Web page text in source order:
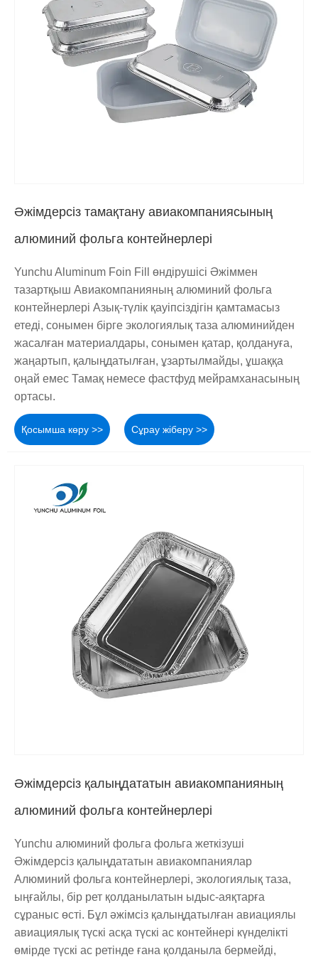
Әжімдерсіз тамақтану авиакомпаниясының
алюминий фольга контейнерлері
Yunchu Aluminum Foin Fill өндірушісі Әжіммен
тазартқыш Авиакомпанияның алюминий фольга
контейнерлері Азық-түлік қауіпсіздігін қамтамасыз
етеді, сонымен бірге экологиялық таза алюминийден
жасалған материалдары, сонымен қатар, қолдануға,
жаңартып, қалыңдатылған, ұзартылмайды, ұшаққа
оңай емес Тамақ немесе фастфуд мейрамханасының
ортасы.
Қосымша көру >> Сұрау жіберу >>
Әжімдерсіз қалыңдататын авиакомпанияның
алюминий фольга контейнерлері
Yunchu алюминий фольга фольга жеткізуші
Әжімдерсіз қалыңдататын авиакомпаниялар
Алюминий фольга контейнерлері, экологиялық таза,
ыңғайлы, бір рет қолданылатын ыдыс-аяқтарға
сұраныс өсті. Бұл әжімсіз қалыңдатылған авиациялы
авиациялық түскі асқа түскі ас контейнері күнделікті
өмірде түскі ас ретінде ғана қолданыла бермейді,